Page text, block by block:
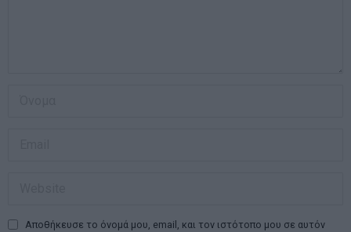
Αποθήκευσε το όνομά μου, email, και τον ιστότοπο μου σε αυτόν